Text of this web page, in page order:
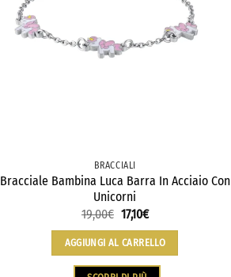
BRACCIALI
Bracciale Bambina Luca Barra In Acciaio Con
Unicorni
19,00€ 17,10€
AGGIUNGI AL CARRELLO